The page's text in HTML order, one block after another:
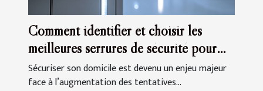
Comment identifier et choisir les
meilleures serrures de sécurité pour
votre domicile
Sécuriser son domicile est devenu un enjeu majeur
face à l’augmentation des tentatives...